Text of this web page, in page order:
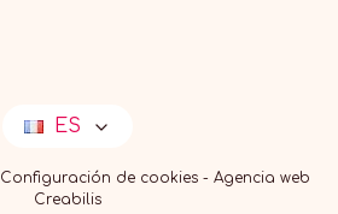
ES
Configuración de cookies- Agencia web
Creabilis